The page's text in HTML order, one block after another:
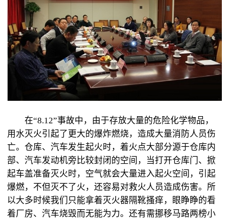
在“8.12”事故中，由于存放大量的危险化学物品，
用水灭火引起了更大的爆炸燃烧，造成大量消防人员伤
亡。仓库、汽车发生起火时，着火点大部分源于仓库内
部、汽车发动机旁比较封闭的空间，当打开仓库门、掀
起车盖准备灭火时，空气就会大量进入起火空间，引起
爆燃，不但灭不了火，还容易对救火人员造成伤害。所
以大多时候我们只能拿着灭火器隔靴搔痒，眼睁睁的看
着厂房、汽车烧毁而无能为力。还有需挪移马路两榜小